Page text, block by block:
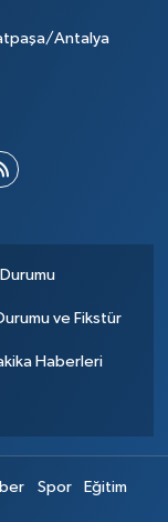
Antalya
ve Fikstür
Haberleri
Spor
Eğitim